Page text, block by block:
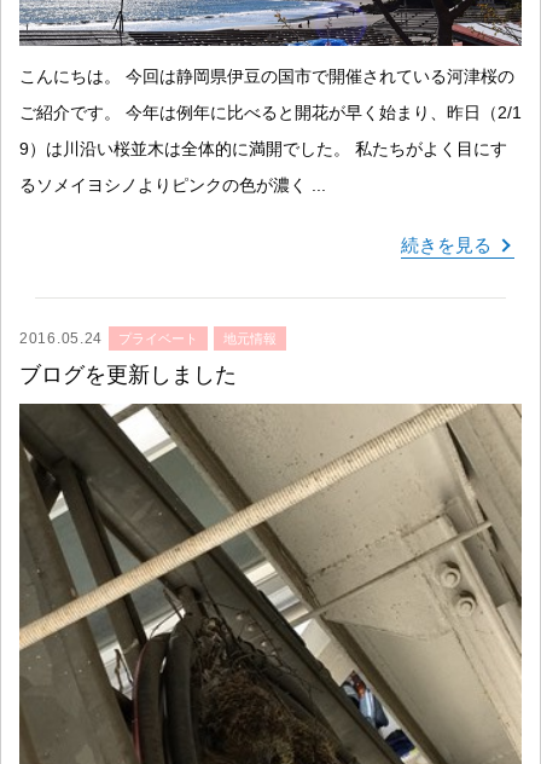
こんにちは。 今回は静岡県伊豆の国市で開催されている河津桜の
ご紹介です。 今年は例年に比べると開花が早く始まり、昨日（2/1
9）は川沿い桜並木は全体的に満開でした。 私たちがよく目にす
るソメイヨシノよりピンクの色が濃く ...
続きを見る
2016.05.24 プライベート 地元情報
ブログを更新しました